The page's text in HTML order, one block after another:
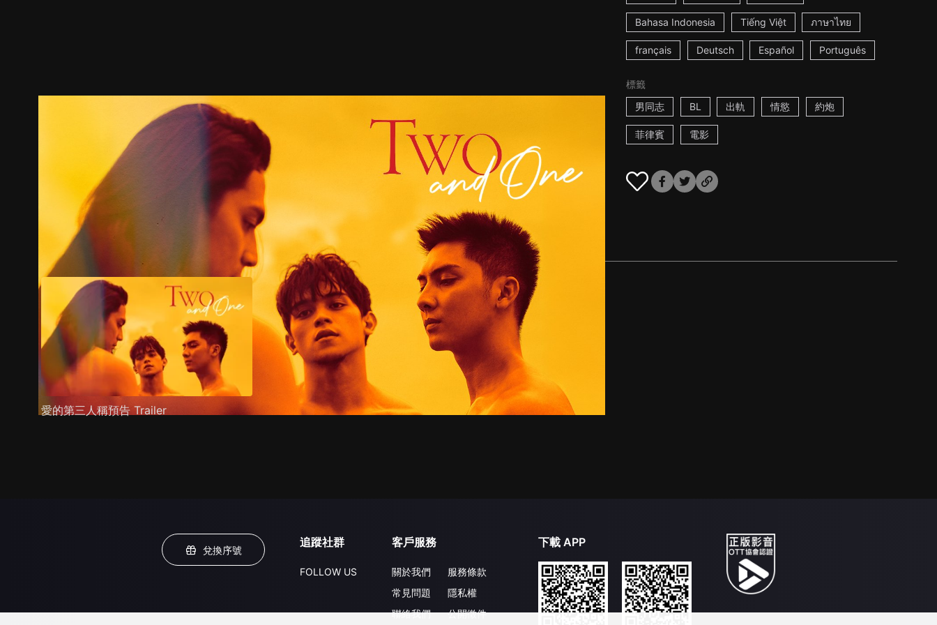
Bahasa Indonesia Tiếng Việt ภาษาไทย
français Deutsch Español Português
標籤
男同志
BL 出軌 情慾 約炮
菲律賓 電影
愛的第三人稱預告 Trailer
兌換序號
追蹤社群
FOLLOW US
客戶服務
關於我們
常見問題
聯絡我們
服務條款
隱私權
公開徵件
下載 APP